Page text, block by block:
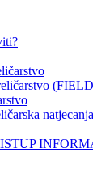
natjecanja